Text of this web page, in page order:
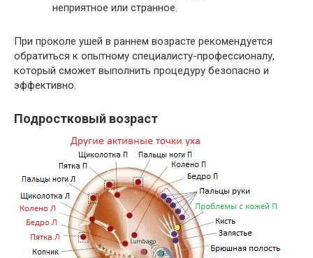
неприятное или странное.
При проколе ушей в раннем возрасте рекомендуется
обратиться к опытному специалисту-профессионалу,
который сможет выполнить процедуру безопасно и
эффективно.
Подростковый возраст